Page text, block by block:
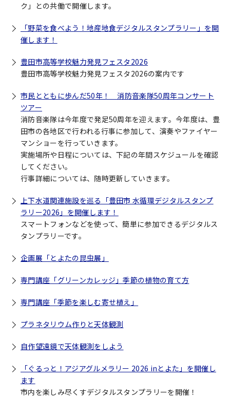
ク」との共働で開催します。
「野菜を食べよう！地産地食デジタルスタンプラリー」を開
催します！
豊田市高等学校魅力発見フェスタ2026
豊田市高等学校魅力発見フェスタ2026の案内です
市民とともに歩んだ50年！ 消防音楽隊50周年コンサート
ツアー
消防音楽隊は今年度で発足50周年を迎えます。今年度は、豊
田市の各地区で行われる行事に参加して、演奏やファイヤー
マンショーを行っていきます。
実施場所や日程については、下記の年間スケジュールを確認
してください。
行事詳細については、随時更新していきます。
上下水道関連施設を巡る「豊田市 水循環デジタルスタンプ
ラリー2026」を開催します！
スマートフォンなどを使って、簡単に参加できるデジタルス
タンプラリーです。
企画展「とよたの昆虫展」
専門講座「グリーンカレッジ」季節の植物の育て方
専門講座「季節を楽しむ寄せ植え」
プラネタリウム作りと天体観測
自作望遠鏡で天体観測をしよう
「ぐるっと！アジアグルメラリー 2026 inとよた」を開催し
ます
市内を楽しみ尽くすデジタルスタンプラリーを開催！